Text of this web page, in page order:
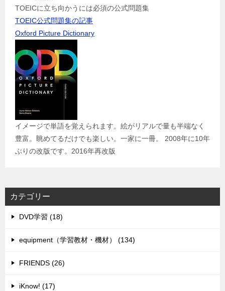
TOEICに立ち向かうには必須の公式問題集
TOEIC公式問題集の記事
Oxford Picture Dictionary
イメージで単語を覚えられます。絵がリアルで量も半端なく
豊富。眺めてるだけでも楽しい。一家に一冊。 2008年に10年
ぶりの改版です。2016年再改版
カテゴリー
DVD学習 (18)
equipment（学習教材・機材） (134)
FRIENDS (26)
iKnow! (17)